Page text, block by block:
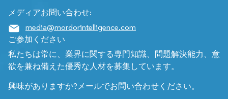
メディアお問い合わせ:
media@mordorintelligence.com
ご参加ください
私たちは常に、業界に関する専門知識、問題解決能力、意
欲を兼ね備えた優秀な人材を募集しています。
興味がありますか?メールでお問い合わせください。